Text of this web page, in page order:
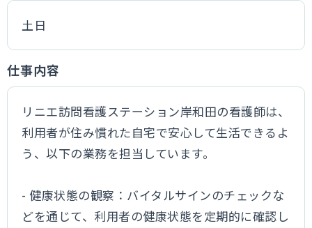
土日
仕事内容
リニエ訪問看護ステーション岸和田の看護師は、
利用者が住み慣れた自宅で安心して生活できるよ
う、以下の業務を担当しています。
- 健康状態の観察：バイタルサインのチェックな
どを通じて、利用者の健康状態を定期的に確認し